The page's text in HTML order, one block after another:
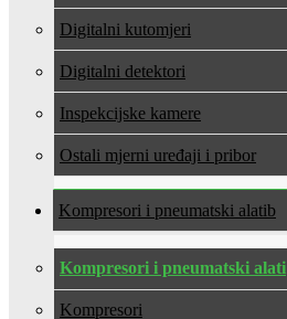
Digitalni kutomjeri
Digitalni detektori
Inspekcijske kamere
Ostali mjerni uređaji i pribor
Kompresori i pneumatski alati
Kompresori i pneumatski alati
Kompresori